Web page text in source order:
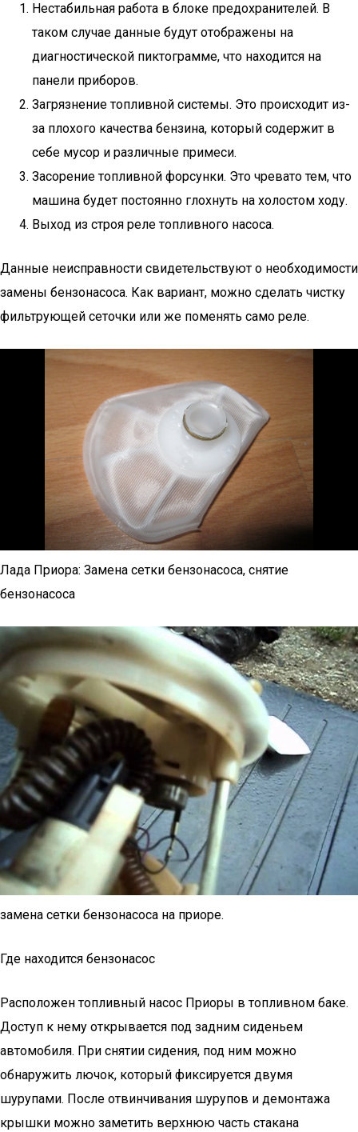
Нестабильная работа в блоке предохранителей. В
таком случае данные будут отображены на
диагностической пиктограмме, что находится на
панели приборов.
Загрязнение топливной системы. Это происходит из-
за плохого качества бензина, который содержит в
себе мусор и различные примеси.
Засорение топливной форсунки. Это чревато тем, что
машина будет постоянно глохнуть на холостом ходу.
Выход из строя реле топливного насоса.
Данные неисправности свидетельствуют о необходимости
замены бензонасоса. Как вариант, можно сделать чистку
фильтрующей сеточки или же поменять само реле.
Лада Приора: Замена сетки бензонасоса, снятие
бензонасоса
замена сетки бензонасоса на приоре.
Где находится бензонасос
Расположен топливный насос Приоры в топливном баке.
Доступ к нему открывается под задним сиденьем
автомобиля. При снятии сидения, под ним можно
обнаружить лючок, который фиксируется двумя
шурупами. После отвинчивания шурупов и демонтажа
крышки можно заметить верхнюю часть стакана